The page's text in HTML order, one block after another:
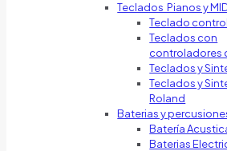
Teclados Pianos y
Teclado
Teclados con
controladores
Teclados y
Teclados y
Roland
Baterias y
Batería
Baterias